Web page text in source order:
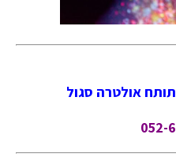
אולטרה סגול